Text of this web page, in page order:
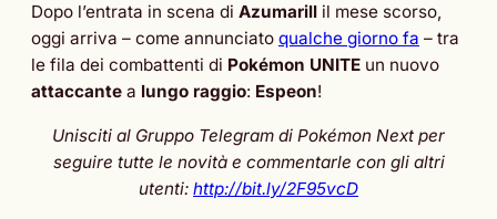
Dopo l’entrata in scena di Azumarill il mese scorso,
oggi arriva – come annunciato qualche giorno fa – tra
le fila dei combattenti di Pokémon UNITE un nuovo
attaccante a lungo raggio: Espeon!
Unisciti al Gruppo Telegram di Pokémon Next per
seguire tutte le novità e commentarle con gli altri
utenti: http://bit.ly/2F95vcD